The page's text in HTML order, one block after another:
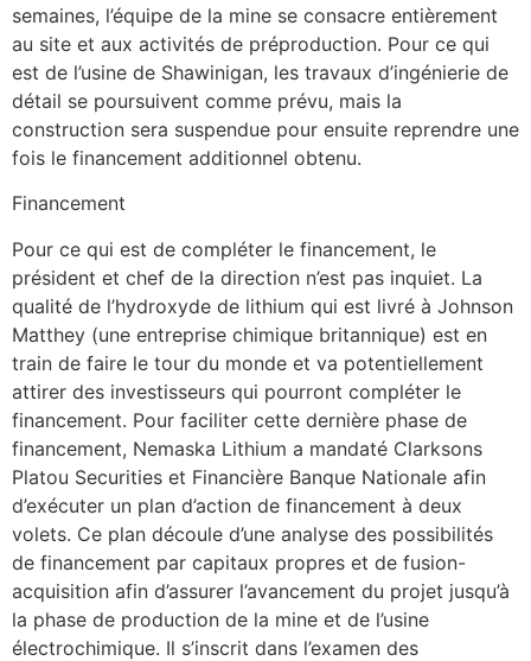
semaines, l’équipe de la mine se consacre entièrement
au site et aux activités de préproduction. Pour ce qui
est de l’usine de Shawinigan, les travaux d’ingénierie de
détail se poursuivent comme prévu, mais la
construction sera suspendue pour ensuite reprendre une
fois le financement additionnel obtenu.
Financement
Pour ce qui est de compléter le financement, le
président et chef de la direction n’est pas inquiet. La
qualité de l’hydroxyde de lithium qui est livré à Johnson
Matthey (une entreprise chimique britannique) est en
train de faire le tour du monde et va potentiellement
attirer des investisseurs qui pourront compléter le
financement. Pour faciliter cette dernière phase de
financement, Nemaska Lithium a mandaté Clarksons
Platou Securities et Financière Banque Nationale afin
d’exécuter un plan d’action de financement à deux
volets. Ce plan découle d’une analyse des possibilités
de financement par capitaux propres et de fusion-
acquisition afin d’assurer l’avancement du projet jusqu’à
la phase de production de la mine et de l’usine
électrochimique. Il s’inscrit dans l’examen des